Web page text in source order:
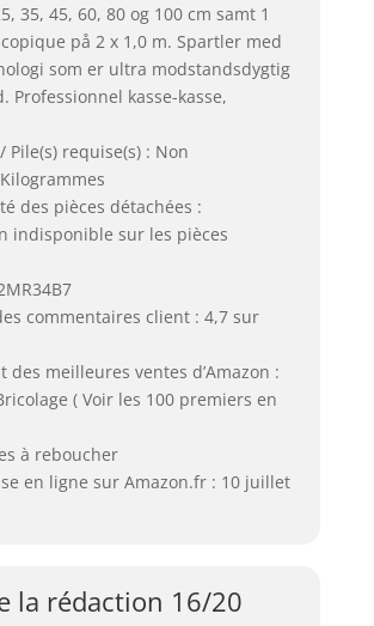
35, 45, 60, 80 og 100 cm samt 1
på 2 x 1,0 m. Spartler med
som er ultra modstandsdygtig
Professionnel kasse-kasse,
Pile(s) requise(s) : Non
des pièces détachées :
indisponible sur les pièces
commentaires client : 4,7 sur
des meilleures ventes d’Amazon :
( Voir les 100 premiers en
à reboucher
en ligne sur Amazon.fr : 10 juillet
la rédaction 16/20